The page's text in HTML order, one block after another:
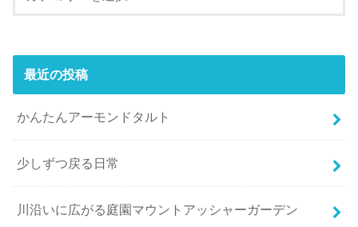
最近の投稿
かんたんアーモンドタルト
少しずつ戻る日常
川沿いに広がる庭園マウントアッシャーガーデン